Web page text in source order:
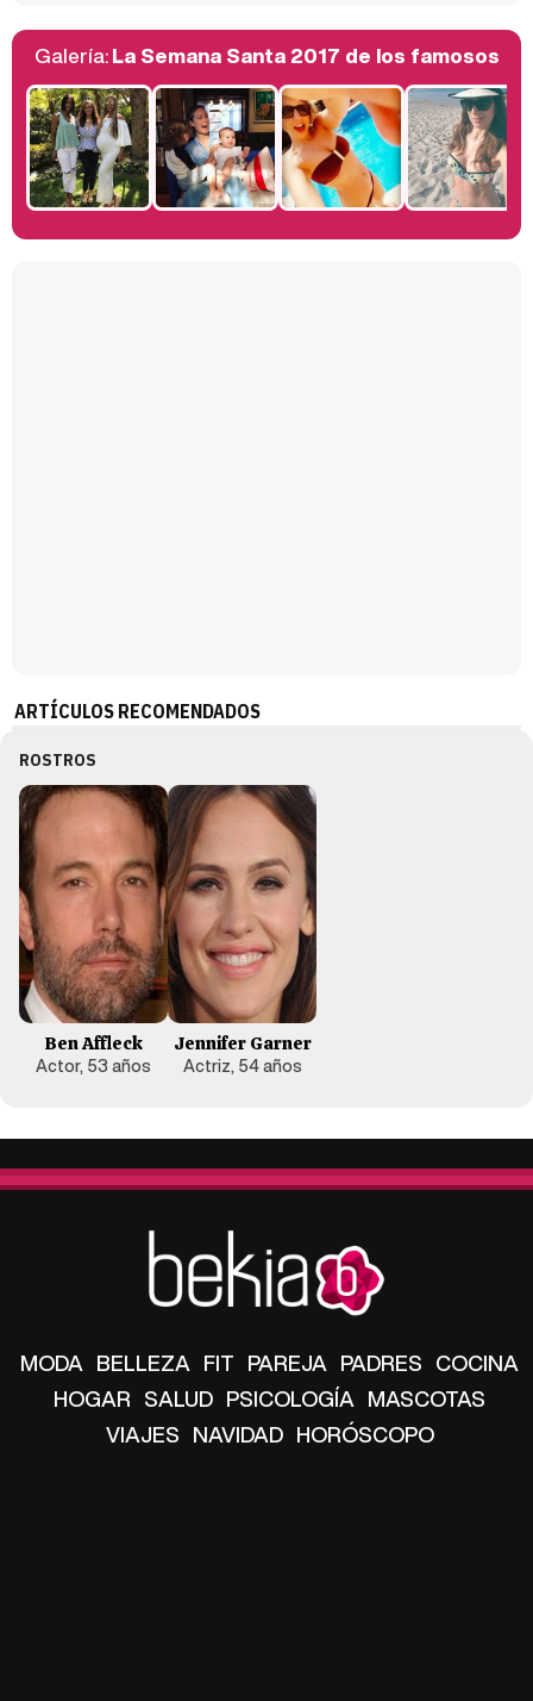
Belén Esteban: "Estoy emocionada, muy contenta y muy feliz por llegar a RTVE"
Manu Baqueiro: "Tuve como referente a Bruce Willis en 'Luz de Luna' para mi trabajo en la serie 'Perdiendo el juicio'"
Galería:La Semana Santa 2017 de los famosos
ARTÍCULOS RECOMENDADOS
ROSTROS
Ben Affleck
Actor, 53 años
Jennifer Garner
Actriz, 54 años
MODA BELLEZA FIT PAREJA PADRES COCINA
HOGAR SALUD PSICOLOGÍA MASCOTAS
VIAJES NAVIDAD HORÓSCOPO